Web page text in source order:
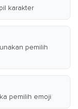
karakter
pemilih
pemilih emoji